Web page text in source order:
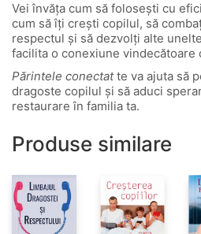
Vei învăța cum să folosești cu
cum să îți crești copilul, să
respectul și să dezvolți alte
facilita o conexiune vindecătoare
Părintele conectatte va ajuta să
dragoste copilul și să aduci
restaurare în familia ta.
Produse similare